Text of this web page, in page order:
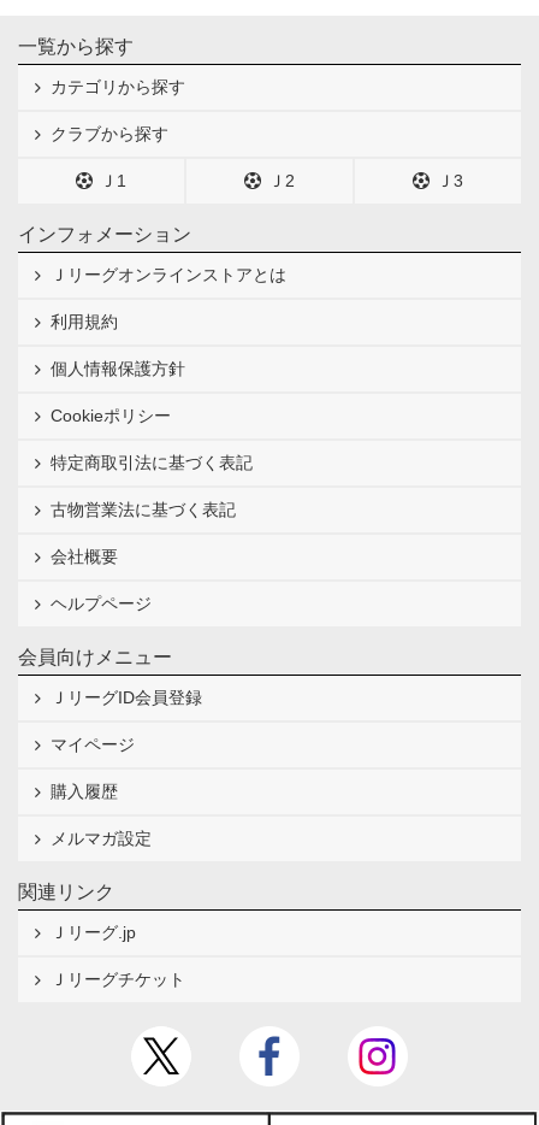
一覧から探す
カテゴリから探す
クラブから探す
Ｊ1 Ｊ2 Ｊ3
インフォメーション
Ｊリーグオンラインストアとは
利用規約
個人情報保護方針
Cookieポリシー
特定商取引法に基づく表記
古物営業法に基づく表記
会社概要
ヘルプページ
会員向けメニュー
ＪリーグID会員登録
マイページ
購入履歴
メルマガ設定
関連リンク
Ｊリーグ.jp
Ｊリーグチケット